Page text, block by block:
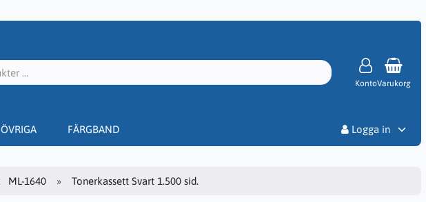
KontoVarukorg
ÖVRIGA FÄRGBAND
Logga in
ML-1640 Tonerkassett Svart 1.500 sid.